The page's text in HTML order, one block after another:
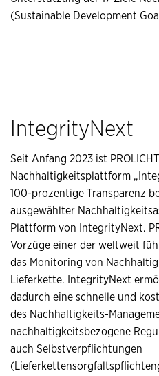
(Sustainable Development
IntegrityNext
Seit Anfang 2023 ist
Nachhaltigkeitsplattform
100-prozentige Transparenz
ausgewählter
Plattform von IntegrityNext.
Vorzüge einer der weltweit
das Monitoring von
Lieferkette. IntegrityNext
dadurch eine schnelle und
des Nachhaltigkeits-
nachhaltigkeitsbezogene
auch Selbstverpflichtungen